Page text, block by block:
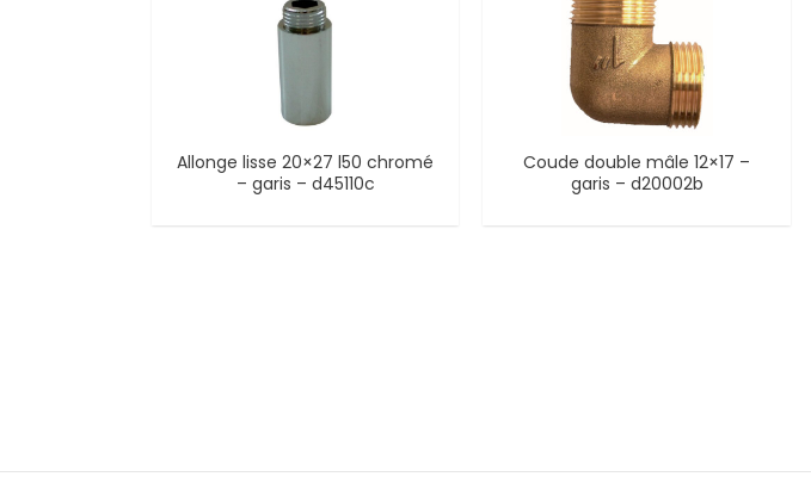
Allonge lisse 20×27 l50 chromé
– garis – d45110c
Coude double mâle 12×17 –
garis – d20002b